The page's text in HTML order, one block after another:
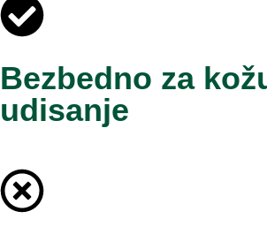
Bezbedno za
udisanje